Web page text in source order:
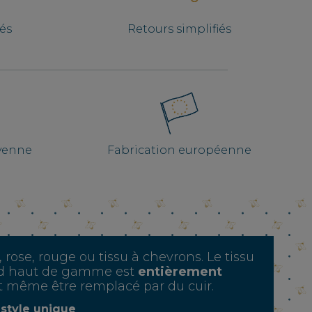
Retours simplifiés
Fabrication européenne
rouge ou tissu à chevrons. Le tissu
haut de gamme est entièrement
être remplacé par du cuir.
unique